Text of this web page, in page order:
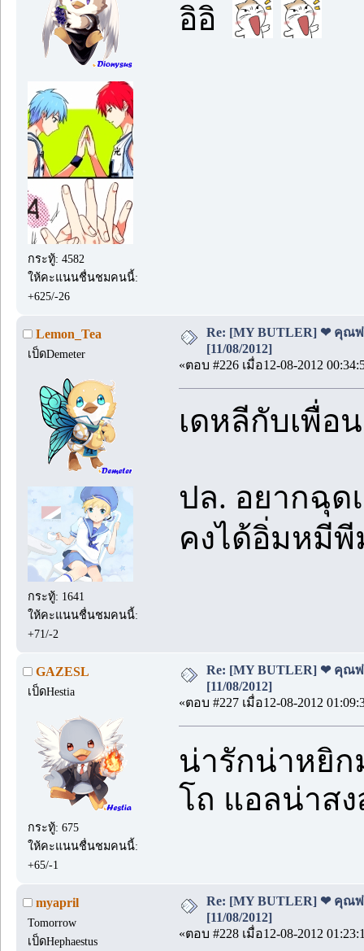
กระทู้: 4582
ให้คะแนนชื่นชมคนนี้:
+625/-26
อิอิ
Lemon_Tea
เป็ดDemeter
กระทู้: 1641
ให้คะแนนชื่นชมคนนี้:
+71/-2
Re: [MY BUTLER] ❤ คุณพ่
[11/08/2012]
«ตอบ #226 เมื่อ12-08-2012
เดหลีกับเพื่อ
ปล. อยากฉุด
คงได้อิ่มหมี
GAZESL
เป็ดHestia
กระทู้: 675
ให้คะแนนชื่นชมคนนี้:
+65/-1
Re: [MY BUTLER] ❤ คุณพ่
[11/08/2012]
«ตอบ #227 เมื่อ12-08-2012
น่ารักน่าหยิ
โถ แอลน่าส
myapril
Tomorrow
เป็ดHephaestus
Re: [MY BUTLER] ❤ คุณพ่
[11/08/2012]
«ตอบ #228 เมื่อ12-08-2012